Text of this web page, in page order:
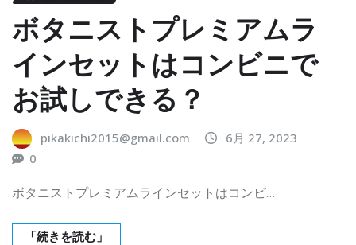
ボタニストプレミアムラ
インセットはコンビニで
お試しできる？
pikakichi2015@gmail.com
6月 27, 2023
0
ボタニストプレミアムラインセットはコンビ…
「続きを読む」